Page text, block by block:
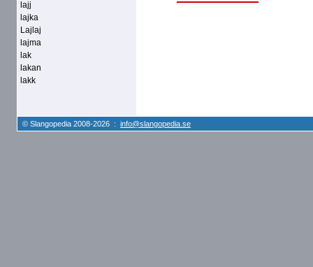
lajj
lajka
Lajlaj
lajma
lak
lakan
lakk
© Slangopedia 2008-2026 : info@slangopedia.se